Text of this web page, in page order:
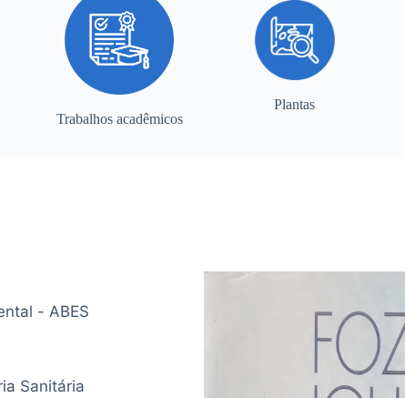
Trabalhos acadêmicos
Plantas
- ABES
Sanitária